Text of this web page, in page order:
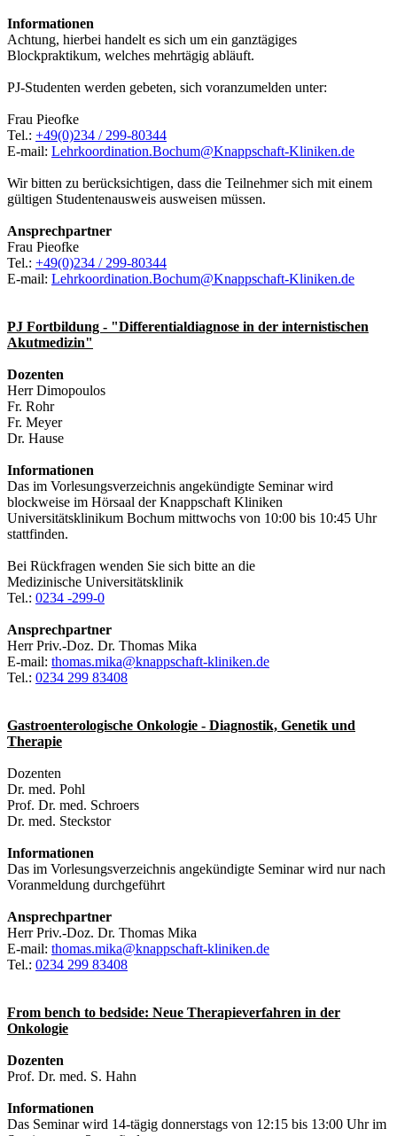
Informationen
Achtung, hierbei handelt es sich um ein ganztägiges
Blockpraktikum, welches mehrtägig abläuft.
PJ-Studenten werden gebeten, sich voranzumelden unter:
Frau Pieofke
Tel.: +49(0)234 / 299-80344
E-mail: Lehrkoordination.Bochum@Knappschaft-Kliniken.de
Wir bitten zu berücksichtigen, dass die Teilnehmer sich mit einem
gültigen Studentenausweis ausweisen müssen.
Ansprechpartner
Frau Pieofke
Tel.: +49(0)234 / 299-80344
E-mail: Lehrkoordination.Bochum@Knappschaft-Kliniken.de
PJ Fortbildung - "Differentialdiagnose in der internistischen
Akutmedizin"
Dozenten
Herr Dimopoulos
Fr. Rohr
Fr. Meyer
Dr. Hause
Informationen
Das im Vorlesungsverzeichnis angekündigte Seminar wird
blockweise im Hörsaal der Knappschaft Kliniken
Universitätsklinikum Bochum mittwochs von 10:00 bis 10:45 Uhr
stattfinden.
Bei Rückfragen wenden Sie sich bitte an die
Medizinische Universitätsklinik
Tel.: 0234 -299-0
Ansprechpartner
Herr Priv.-Doz. Dr. Thomas Mika
E-mail: thomas.mika@knappschaft-kliniken.de
Tel.: 0234 299 83408
Gastroenterologische Onkologie - Diagnostik, Genetik und
Therapie
Dozenten
Dr. med. Pohl
Prof. Dr. med. Schroers
Dr. med. Steckstor
Informationen
Das im Vorlesungsverzeichnis angekündigte Seminar wird nur nach
Voranmeldung durchgeführt
Ansprechpartner
Herr Priv.-Doz. Dr. Thomas Mika
E-mail: thomas.mika@knappschaft-kliniken.de
Tel.: 0234 299 83408
From bench to bedside: Neue Therapieverfahren in der
Onkologie
Dozenten
Prof. Dr. med. S. Hahn
Informationen
Das Seminar wird 14-tägig donnerstags von 12:15 bis 13:00 Uhr im